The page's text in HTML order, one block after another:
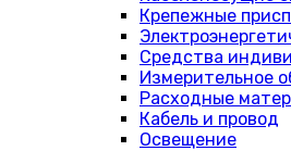
Крепежные
Средства
Измерительное
Расходные
Кабель и провод
Освещение